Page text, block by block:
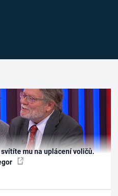
mu na uplácení voličů.